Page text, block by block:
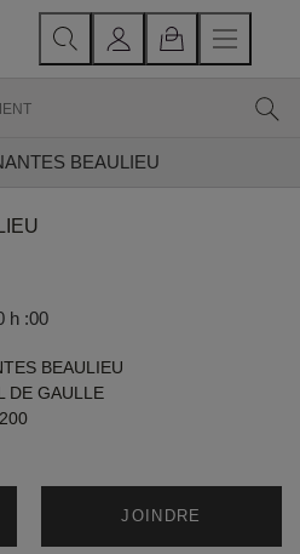
BEAULIEU
h :00
BEAULIEU
DE GAULLE
JOINDRE